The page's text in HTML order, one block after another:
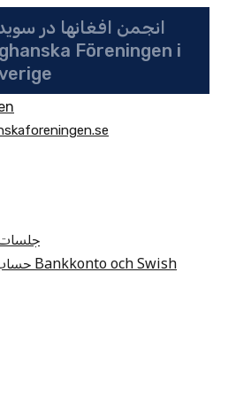
انجمن افغانها در
حساب بانکی انجمن Bankkonto och Swish